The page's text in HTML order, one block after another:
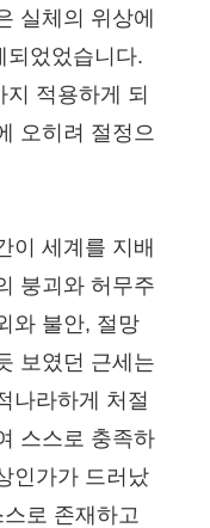
실체의 위상에
되었었습니다.
적용하게 되
오히려 절정으
이 세계를 지배
붕괴와 허무주
와 불안, 절망
보였던 근세는
나라하게 처절
스스로 충족하
인가가 드러났
로 존재하고